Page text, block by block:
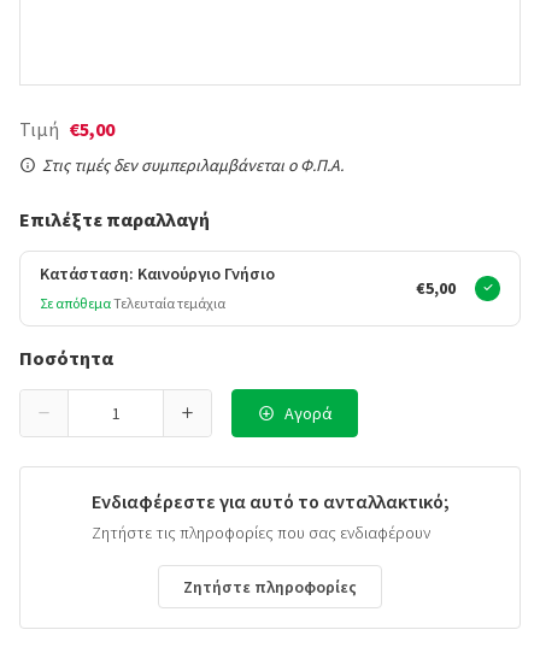
Τιμή €5,00
Στις τιμές δεν συμπεριλαμβάνεται ο Φ.Π.Α.
Επιλέξτε παραλλαγή
Κατάσταση: Καινούργιο Γνήσιο
Σε απόθεμαΤελευταία τεμάχια
€5,00
Ποσότητα
Αγορά
Ενδιαφέρεστε για αυτό το ανταλλακτικό;
Ζητήστε τις πληροφορίες που σας ενδιαφέρουν
Ζητήστε πληροφορίες